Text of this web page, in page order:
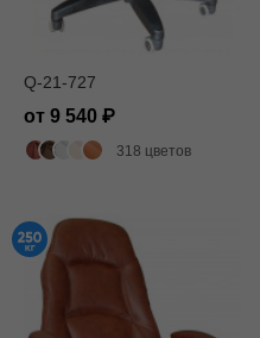
Q-21-727
от 9 540
318 цветов